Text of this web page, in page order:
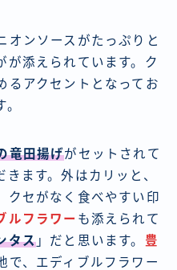
オンソースがたっぷりと
が添えられています。ク
るアクセントとなってお
竜田揚げがセットされて
ます。外はカリッと、
クセがなく食べやすい印
ルフラワー も添えられて
タス 」だと思います。 豊
で、エディブルフラワー